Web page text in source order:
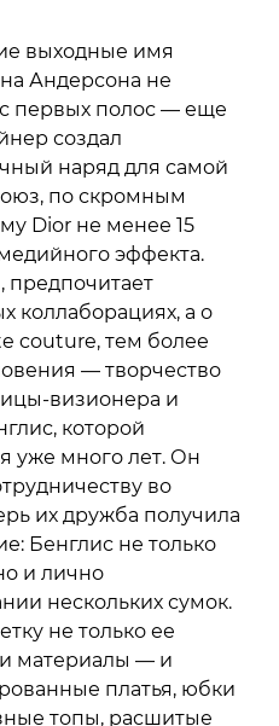
выходные имя
Андерсона не
первых полос — еще
создал
наряд для самой
по скромным
Dior не менее 15
эффекта.
предпочитает
коллаборациях, а о
couture, тем более
— творчество
визионера и
которой
уже много лет. Он
во
их дружба получила
Бенглис не только
и лично
нескольких сумок.
не только ее
материалы — и
платья, юбки
топы, расшитые